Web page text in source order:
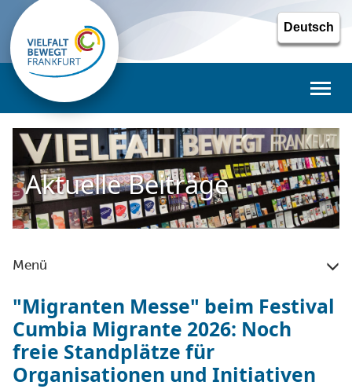
Aktuelle Beiträge
Menü
"Migranten Messe" beim Festival
Cumbia Migrante 2026: Noch
freie Standplätze für
Organisationen und Initiativen